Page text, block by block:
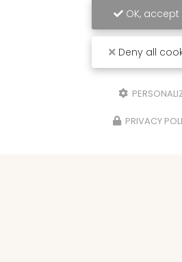
OK, accept
Deny all
PRIVACY